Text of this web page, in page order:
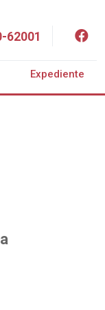
62001
Expediente